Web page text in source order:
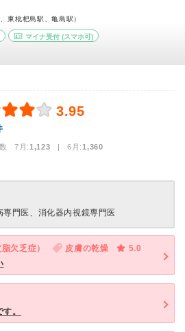
東枇杷島駅、亀島駅）
マイナ受付 (スマホ可)
3.95
数 7月:1,123 | 6月:1,360
専門医、消化器内視鏡専門医
欠乏症） 皮膚の乾燥
5.0
。